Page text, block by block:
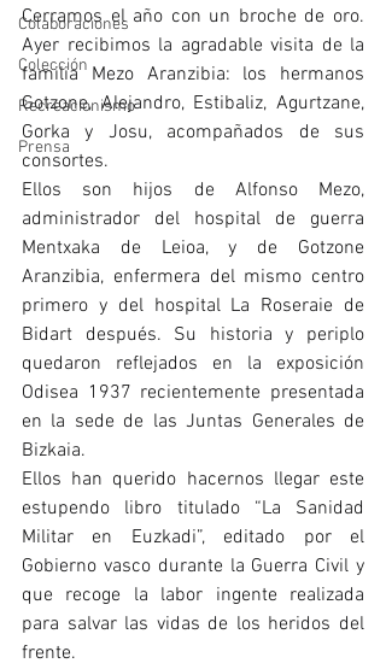
Colaboraciones
Colección
Recreacionismo
Prensa
Cerramos el año con un broche de oro.
Ayer recibimos la agradable visita de la
familia Mezo Aranzibia: los hermanos
Gotzone, Alejandro, Estibaliz, Agurtzane,
Gorka y Josu, acompañados de sus
consortes.
Ellos son hijos de Alfonso Mezo,
administrador del hospital de guerra
Mentxaka de Leioa, y de Gotzone
Aranzibia, enfermera del mismo centro
primero y del hospital La Roseraie de
Bidart después. Su historia y periplo
quedaron reflejados en la exposición
Odisea 1937 recientemente presentada
en la sede de las Juntas Generales de
Bizkaia.
Ellos han querido hacernos llegar este
estupendo libro titulado “La Sanidad
Militar en Euzkadi”, editado por el
Gobierno vasco durante la Guerra Civil y
que recoge la labor ingente realizada
para salvar las vidas de los heridos del
frente.